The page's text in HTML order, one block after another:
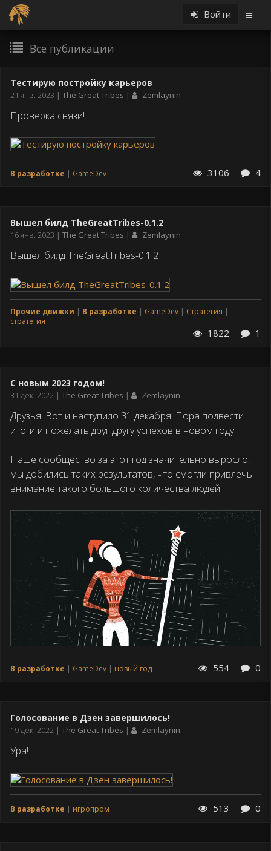
Войти
Все публикации
Тестирую постройку карьеров
Дата
21 янв. 2023 The Great Tribes Zemlaynin
Проверка связи!
В разработке GameDev 3106 4
Вышел билд TheGreatTribes-0.1.2
Дата
16 янв. 2023 The Great Tribes Zemlaynin
Вышел билд TheGreatTribes-0.1.2
Прочие движки В разработке GameDev
Стратегия
стратегия
1822 1
С новым 2023 годом!
Дата
31 дек. 2022 The Great Tribes Zemlaynin
Друзья! Вот и наступило 31 декабря! Пора подвести
итоги и пожелать друг другу успехов в новом году.
Наше сообщество за этот год значительно выросло,
мы добились таких результатов, что смогли привлечь
внимание такого большого количества людей.
В разработке GameDev новый год 554 0
Голосование в Дзен завершилось!
Дата
19 дек. 2022 The Great Tribes Zemlaynin
Ура!
В разработке игропром 513 0